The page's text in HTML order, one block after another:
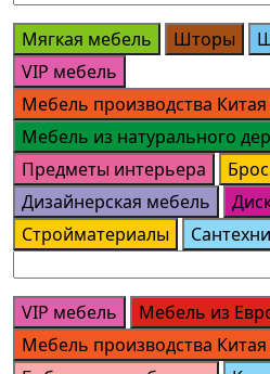
Мягкая мебель Шторы
VIP мебель
Мебель производства
Мебель из натурального
Предметы интерьера
Дизайнерская мебель
Стройматериалы
VIP мебель
Мебель из
Мебель производства